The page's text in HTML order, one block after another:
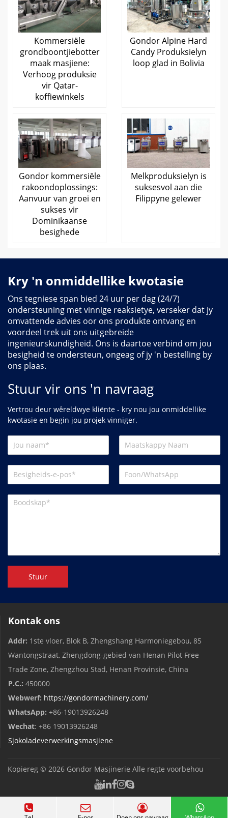
Kommersiële
grondboontjiebotter
maak masjiene:
Verhoog produksie
vir Qatar-
koffiewinkels
Gondor Alpine Hard
Candy Produksielyn
loop glad in Bolivia
Gondor kommersiële
rakoondoplossings:
Aanvuur van groei en
sukses vir
Dominikaanse
besighede
Melkproduksielyn is
suksesvol aan die
Filippyne gelewer
Kry 'n onmiddellike kwotasie
Ons tegniese span bied 24 uur per dag (24/7)
ondersteuning met vinnige reaksietye, verseker dat jy
omvattende advies oor ons produkte ontvang en
voordeel trek uit ons uitgebreide
ingenieurskundigheid. Ons is daartoe verbind om jou
besigheid te ondersteun, ongeag of jy 'n bestelling by
ons plaas.
Stuur vir ons 'n navraag
Vertrou deur wêreldwye kliënte - kry nou jou onmiddellike
kwotasie en begin jou projek vinniger.
Stuur
Kontak ons
Addr: 1ste vloer, Blok B, Zhengshang Harmoniegebou, 85
Wantongstraat, Zhengdong-gebied van Henan Pilot Free
Trade Zone, Zhengzhou Stad, Henan Provinsie, China
P.C.: 450000
Webwerf: https://gondormachinery.com/
WhatsApp: +86-19013926248
Wechat: +86 19013926248
Sjokoladeverwerkingsmasjiene
Kopiereg © 2026 Gondor Masjinerie Alle regte voorbehou